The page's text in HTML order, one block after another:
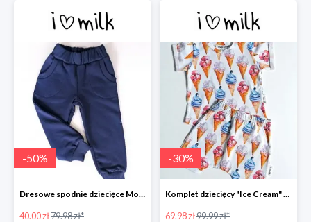
-50%
Dresowe spodnie dziecięce Monaco Navy -50%
40.00 zł79.98 zł*
-30%
Komplet dziecięcy "Ice Cream" -30%
69.98 zł99.99 zł*